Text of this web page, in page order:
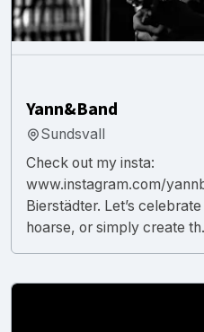
Yann&Band
Sundsvall
Check out my insta:
www.instagram.com/
Bierstädter. Let’s
hoarse, or simply create